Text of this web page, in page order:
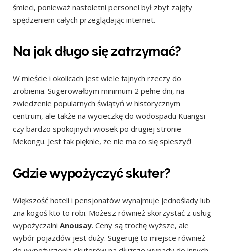
śmieci, ponieważ nastoletni personel był zbyt zajęty
spędzeniem całych przeglądając internet.
Na jak długo się zatrzymać?
W mieście i okolicach jest wiele fajnych rzeczy do
zrobienia. Sugerowałbym minimum 2 pełne dni, na
zwiedzenie popularnych świątyń w historycznym
centrum, ale także na wycieczkę do wodospadu Kuangsi
czy bardzo spokojnych wiosek po drugiej stronie
Mekongu. Jest tak pięknie, że nie ma co się spieszyć!
Gdzie wypożyczyć skuter?
Większość hoteli i pensjonatów wynajmuje jednoślady lub
zna kogoś kto to robi. Możesz również skorzystać z usług
wypożyczalni Anousay. Ceny są trochę wyższe, ale
wybór pojazdów jest duży. Sugeruję to miejsce również